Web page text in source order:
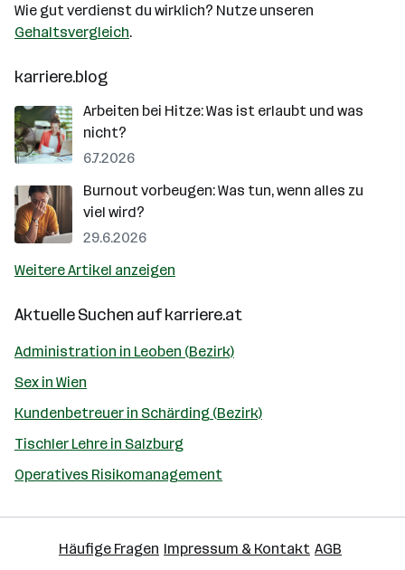
Wie gut verdienst du wirklich? Nutze unseren
Gehaltsvergleich.
karriere.blog
Arbeiten bei Hitze: Was ist erlaubt und was
nicht?
6.7.2026
Burnout vorbeugen: Was tun, wenn alles zu
viel wird?
29.6.2026
Weitere Artikel anzeigen
Aktuelle Suchen aufkarriere.at
Administration in Leoben (Bezirk)
Sex in Wien
Kundenbetreuer in Schärding (Bezirk)
Tischler Lehre in Salzburg
Operatives Risikomanagement
Häufige Fragen Impressum & Kontakt AGB